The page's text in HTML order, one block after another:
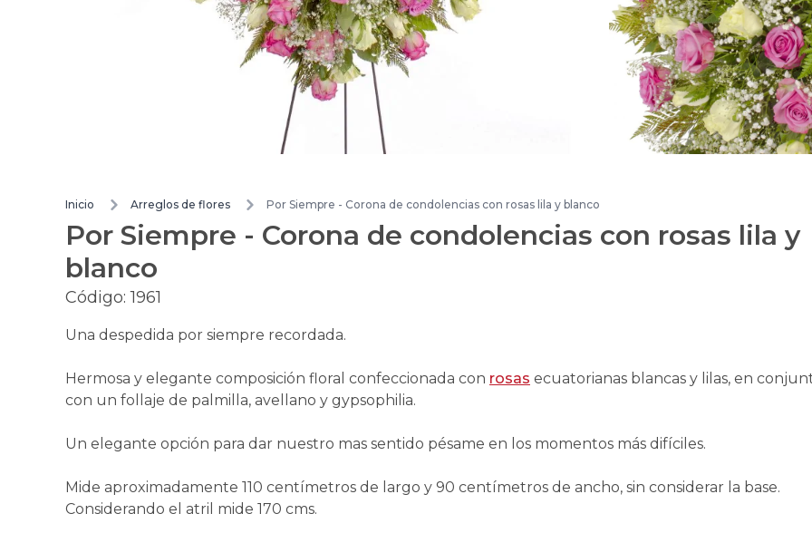
Inicio Arreglos de flores Por Siempre - Corona de condolencias con rosas lila y blanco
Por Siempre - Corona de condolencias con rosas lila y
blanco
Código:1961
Una despedida por siempre recordada.
Hermosa y elegante composición floral confeccionada con rosas ecuatorianas blancas y lilas, en
con un follaje de palmilla, avellano y gypsophilia.
Un elegante opción para dar nuestro mas sentido pésame en los momentos más difíciles.
Mide aproximadamente 110 centímetros de largo y 90 centímetros de ancho, sin considerar la base.
Considerando el atril mide 170 cms.